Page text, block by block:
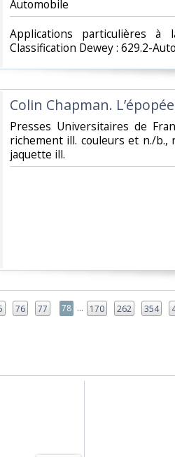
Automobile‎
‎Applications particulières à
Classification Dewey : 629.2-
‎Colin Chapman.
‎Presses Universitaires de
richement ill. couleurs et n./
jaquette ill.‎
76 77 78 ... 170 262 354